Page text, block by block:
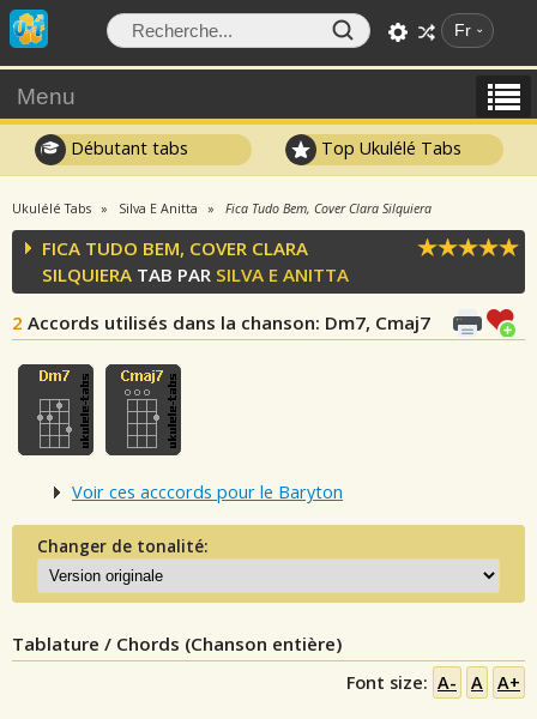
Fr
Menu
Débutant tabs Top Ukulélé Tabs
Ukulélé Tabs Silva E Anitta Fica Tudo Bem, Cover Clara Silquiera
FICA TUDO BEM, COVER CLARA
SILQUIERA TAB PAR SILVA E ANITTA
2 Accords utilisés dans la chanson: Dm7, Cmaj7
Voir ces acccords pour le Baryton
Changer de tonalité:
Tablature / Chords (Chanson entière)
Font size: A- A A+